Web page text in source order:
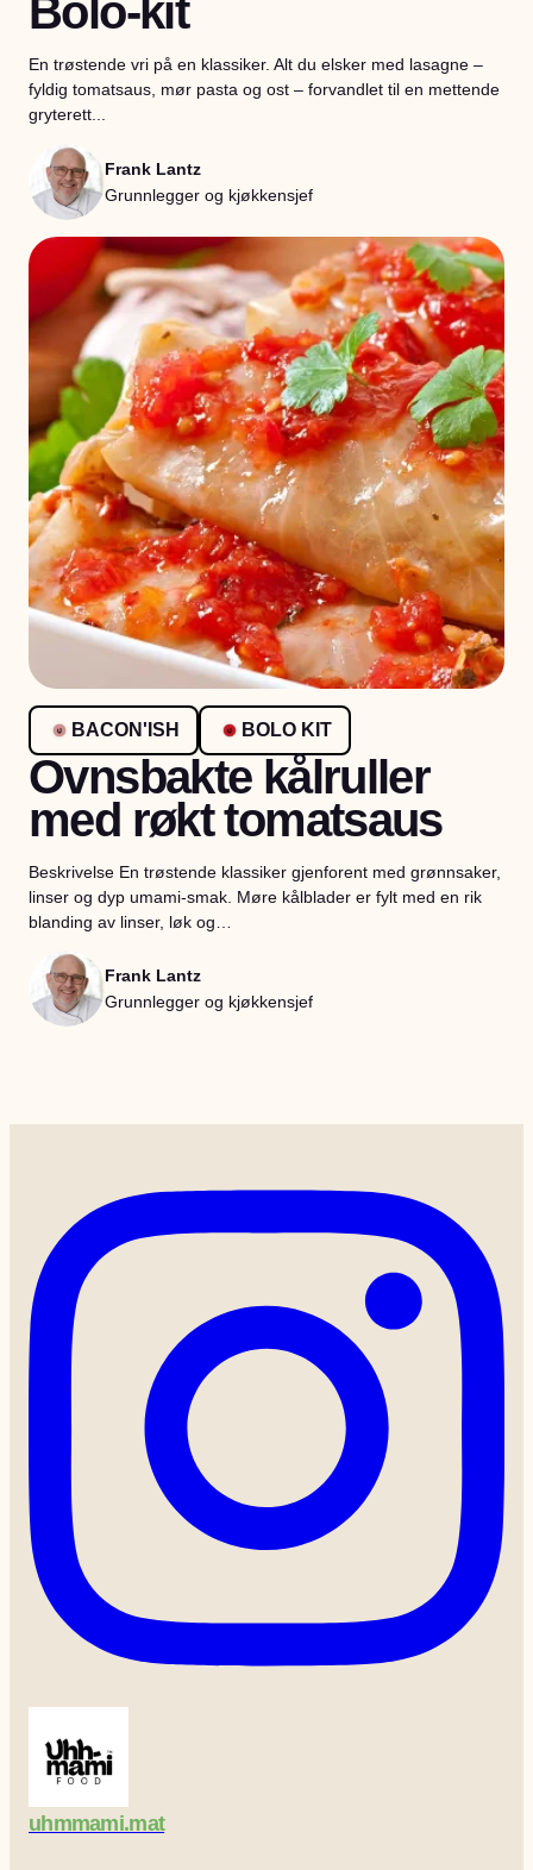
Bolo-kit
En trøstende vri på en klassiker. Alt du elsker med lasagne –
fyldig tomatsaus, mør pasta og ost – forvandlet til en mettende
gryterett...
Frank Lantz
Grunnlegger og kjøkkensjef
BACON'ISH BOLO KIT
Ovnsbakte kålruller
med røkt tomatsaus
Beskrivelse En trøstende klassiker gjenforent med grønnsaker,
linser og dyp umami-smak. Møre kålblader er fylt med en rik
blanding av linser, løk og…
Frank Lantz
Grunnlegger og kjøkkensjef
uhmmami.mat